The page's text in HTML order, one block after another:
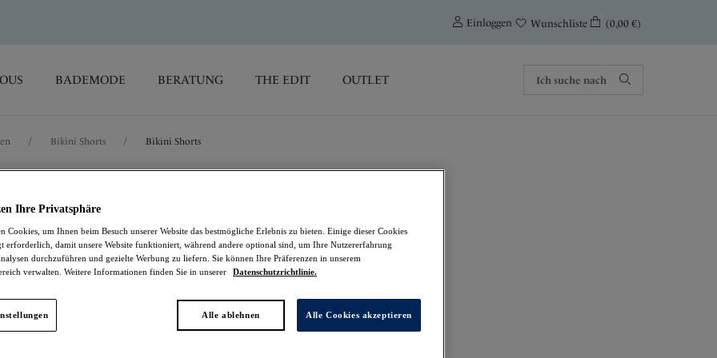
Einloggen Wunschliste (0,00 €)
BADEMODE BERATUNG THE EDIT OUTLET
/ Bikini Shorts / Bikini Shorts
Bikini Shorts
Black
17,27 € war 34,55 €
Ihre Privatsphäre
Cookies, um Ihnen beim Besuch unserer Website das bestmögliche Erlebnis zu bieten. Einige dieser Cookies
erforderlich, damit unsere Website funktioniert, während andere optional sind, um Ihre Nutzererfahrung
durchzuführen und gezielte Werbung zu liefern. Sie können Ihre Präferenzen in unserem
verwalten. Weitere Informationen finden Sie in unserer
Datenschutzrichtlinie.
Alle ablehnen Alle Cookies akzeptieren